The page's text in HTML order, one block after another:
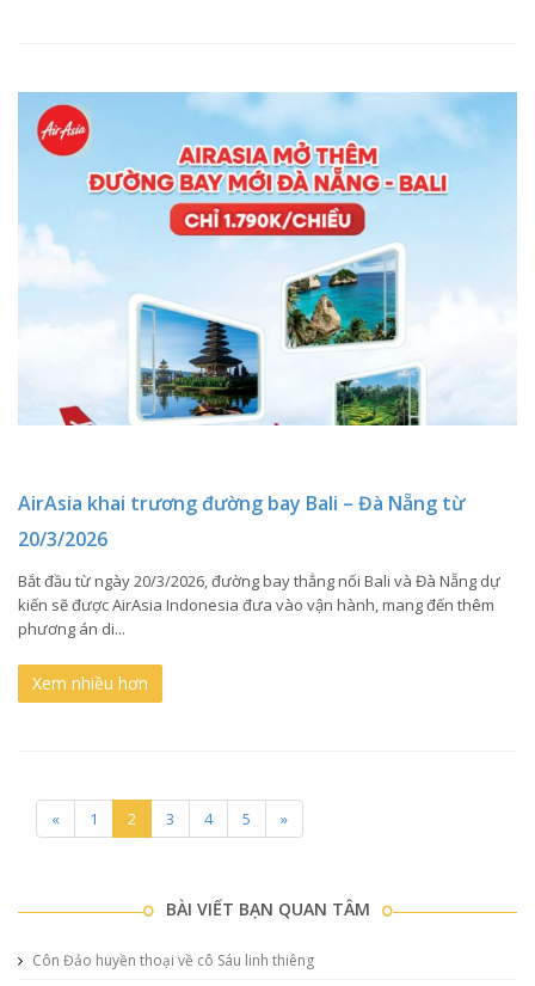
AirAsia khai trương đường bay Bali – Đà Nẵng từ
20/3/2026
Bắt đầu từ ngày 20/3/2026, đường bay thẳng nối Bali và Đà Nẵng dự
kiến sẽ được AirAsia Indonesia đưa vào vận hành, mang đến thêm
phương án di...
Xem nhiều hơn
« 1 2 3 4 5 »
BÀI VIẾT BẠN QUAN TÂM
Côn Đảo huyền thoại về cô Sáu linh thiêng